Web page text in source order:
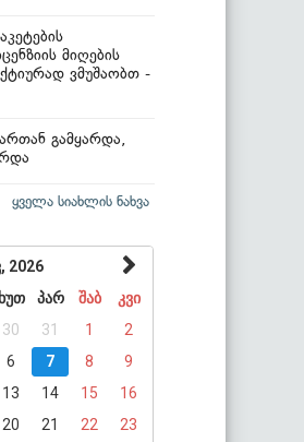
მიღების
ვმუშაობთ -
გამყარდა,
ყველა სიახლის ნახვა
2026
ხუთ პარ შაბ
კვი
30 31 1
2
6 7 8
9
13 14 15
16
20 21 22
23